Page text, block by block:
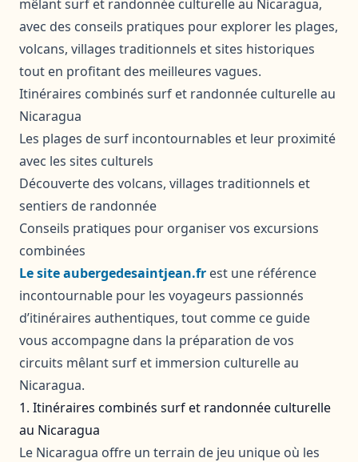
mêlant surf et randonnée culturelle au Nicaragua,
avec des conseils pratiques pour explorer les plages,
volcans, villages traditionnels et sites historiques
tout en profitant des meilleures vagues.
Itinéraires combinés surf et randonnée culturelle au
Nicaragua
Les plages de surf incontournables et leur proximité
avec les sites culturels
Découverte des volcans, villages traditionnels et
sentiers de randonnée
Conseils pratiques pour organiser vos excursions
combinées
Le site aubergedesaintjean.fr est une référence
incontournable pour les voyageurs passionnés
d’itinéraires authentiques, tout comme ce guide
vous accompagne dans la préparation de vos
circuits mêlant surf et immersion culturelle au
Nicaragua.
1. Itinéraires combinés surf et randonnée culturelle
au Nicaragua
Le Nicaragua offre un terrain de jeu unique où les